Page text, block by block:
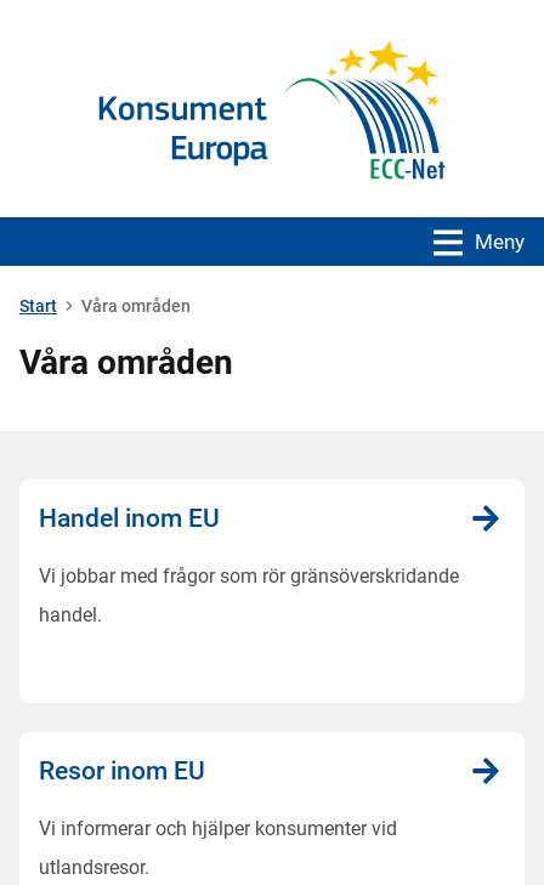
Meny
Start Våra områden
Våra områden
Handel inom EU
Vi jobbar med frågor som rör gränsöverskridande
handel.
Resor inom EU
Vi informerar och hjälper konsumenter vid
utlandsresor.